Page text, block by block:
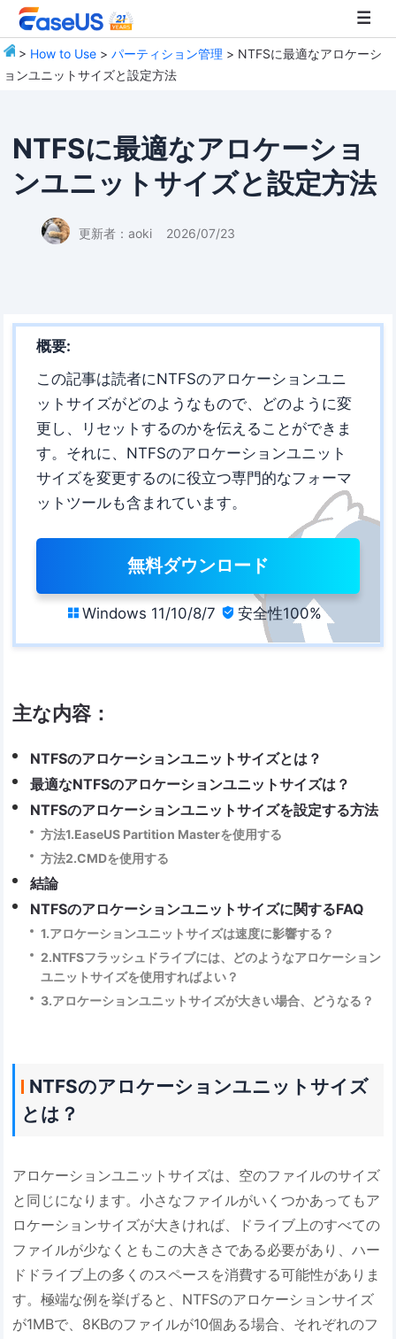
> How to Use >パーティション管理 > NTFSに最適なアロケーシ
ョンユニットサイズと設定方法
NTFSに最適なアロケーショ
ンユニットサイズと設定方法
更新者： aoki 2026/07/23
概要:
この記事は読者にNTFSのアロケーションユニ
ットサイズがどのようなもので、どのように変
更し、リセットするのかを伝えることができま
す。それに、NTFSのアロケーションユニット
サイズを変更するのに役立つ専門的なフォーマ
ットツールも含まれています。
無料ダウンロード
 Windows 11/10/8/7  安全性100%
主な内容：
NTFSのアロケーションユニットサイズとは？
最適なNTFSのアロケーションユニットサイズは？
NTFSのアロケーションユニットサイズを設定する方法
方法1.EaseUS Partition Masterを使用する
方法2.CMDを使用する
結論
NTFSのアロケーションユニットサイズに関するFAQ
1.アロケーションユニットサイズは速度に影響する？
2.NTFSフラッシュドライブには、どのようなアロケーション
ユニットサイズを使用すればよい？
3.アロケーションユニットサイズが大きい場合、どうなる？
NTFSのアロケーションユニットサイズ
とは？
アロケーションユニットサイズは、空のファイルのサイズ
と同じになります。小さなファイルがいくつかあってもア
ロケーションサイズが大きければ、ドライブ上のすべての
ファイルが少なくともこの大きさである必要があり、ハー
ドドライブ上の多くのスペースを消費する可能性がありま
す。極端な例を挙げると、NTFSのアロケーションサイズ
が1MBで、8KBのファイルが10個ある場合、それぞれのフ